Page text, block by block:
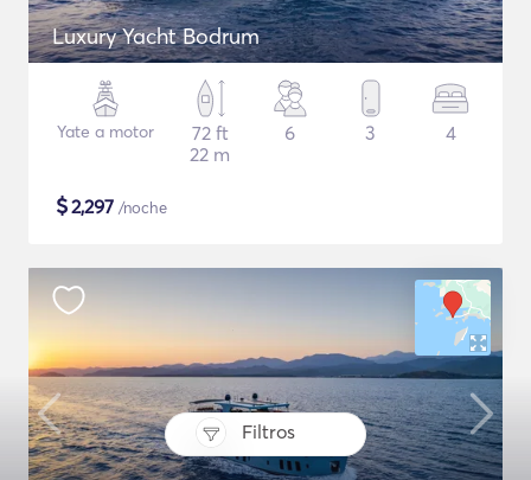
Filtros
Luxury Yacht Bodrum
Yate a motor
72 ft
22 m
6 3 4
$2,297 /noche